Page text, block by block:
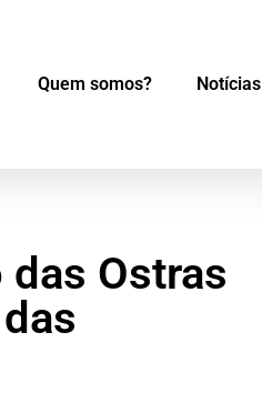
Quem somos? Notícias
Ostras